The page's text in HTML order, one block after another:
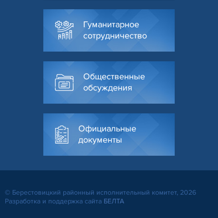
Гуманитарное
сотрудничество
Общественные
обсуждения
Официальные
документы
© Берестовицкий районный исполнительный комитет, 2026
Разработка и поддержка сайта БЕЛТА